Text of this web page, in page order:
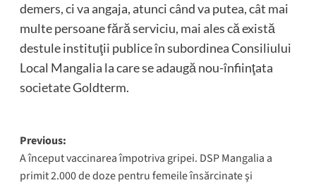
demers, ci va angaja, atunci când va putea, cât mai
multe persoane fără serviciu, mai ales că există
destule instituţii publice în subordinea Consiliului
Local Mangalia la care se adaugă nou-înfiinţata
societate Goldterm.
Post
navigation
Previous:
A început vaccinarea împotriva gripei. DSP Mangalia a
primit 2.000 de doze pentru femeile însărcinate şi